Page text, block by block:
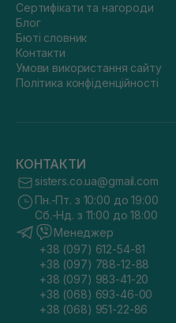
Сертифікати та нагороди
Блог
Бюті словник
Контакти
Умови використання сайту
Політика конфіденційності
КОНТАКТИ
sisters.co.ua@gmail.com
Пн.-Пт. з 10:00 до 19:00
Сб.-Нд. з 11:00 до 18:00
Менеджер
+38 (097) 612-54-81
+38 (097) 788-12-88
+38 (097) 983-41-20
+38 (068) 693-46-00
+38 (068) 951-22-86